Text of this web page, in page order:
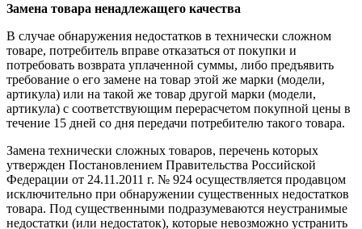
Замена товара ненадлежащего качества
В случае обнаружения недостатков в технически сложном
товаре, потребитель вправе отказаться от покупки и
потребовать возврата уплаченной суммы, либо предъявить
требование о его замене на товар этой же марки (модели,
артикула) или на такой же товар другой марки (модели,
артикула) с соответствующим перерасчетом покупной цены в
течение 15 дней со дня передачи потребителю такого товара.
Замена технически сложных товаров, перечень которых
утвержден Постановлением Правительства Российской
Федерации от 24.11.2011 г. № 924 осуществляется продавцом
исключительно при обнаружении существенных недостатков
товара. Под существенными подразумеваются неустранимые
недостатки (или недостаток), которые невозможно устранить